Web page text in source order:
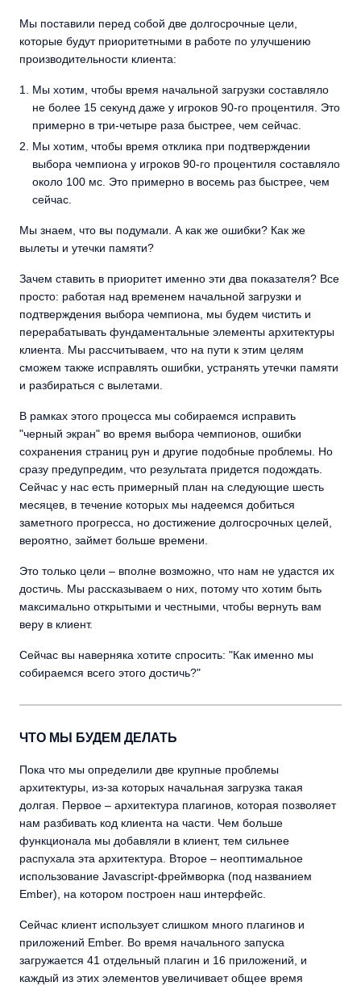
Мы поставили перед собой две долгосрочные цели,
которые будут приоритетными в работе по улучшению
производительности клиента:
Мы хотим, чтобы время начальной загрузки составляло
не более 15 секунд даже у игроков 90-го процентиля. Это
примерно в три-четыре раза быстрее, чем сейчас.
Мы хотим, чтобы время отклика при подтверждении
выбора чемпиона у игроков 90-го процентиля составляло
около 100 мс. Это примерно в восемь раз быстрее, чем
сейчас.
Мы знаем, что вы подумали. А как же ошибки? Как же
вылеты и утечки памяти?
Зачем ставить в приоритет именно эти два показателя? Все
просто: работая над временем начальной загрузки и
подтверждения выбора чемпиона, мы будем чистить и
перерабатывать фундаментальные элементы архитектуры
клиента. Мы рассчитываем, что на пути к этим целям
сможем также исправлять ошибки, устранять утечки памяти
и разбираться с вылетами.
В рамках этого процесса мы собираемся исправить
"черный экран" во время выбора чемпионов, ошибки
сохранения страниц рун и другие подобные проблемы. Но
сразу предупредим, что результата придется подождать.
Сейчас у нас есть примерный план на следующие шесть
месяцев, в течение которых мы надеемся добиться
заметного прогресса, но достижение долгосрочных целей,
вероятно, займет больше времени.
Это только цели – вполне возможно, что нам не удастся их
достичь. Мы рассказываем о них, потому что хотим быть
максимально открытыми и честными, чтобы вернуть вам
веру в клиент.
Сейчас вы наверняка хотите спросить: "Как именно мы
собираемся всего этого достичь?"
ЧТО МЫ БУДЕМ ДЕЛАТЬ
Пока что мы определили две крупные проблемы
архитектуры, из-за которых начальная загрузка такая
долгая. Первое – архитектура плагинов, которая позволяет
нам разбивать код клиента на части. Чем больше
функционала мы добавляли в клиент, тем сильнее
распухала эта архитектура. Второе – неоптимальное
использование Javascript-фреймворка (под названием
Ember), на котором построен наш интерфейс.
Сейчас клиент использует слишком много плагинов и
приложений Ember. Во время начального запуска
загружается 41 отдельный плагин и 16 приложений, и
каждый из этих элементов увеличивает общее время